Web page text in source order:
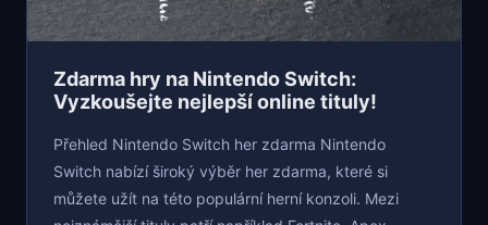
Zdarma hry na Nintendo Switch:
Vyzkoušejte nejlepší online tituly!
Přehled Nintendo Switch her zdarma Nintendo
Switch nabízí široký výběr her zdarma, které si
můžete užít na této populární herní konzoli. Mezi